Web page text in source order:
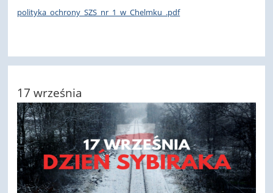
polityka_ochrony_SZS_nr_1_w_Chelmku_.pdf
17 września